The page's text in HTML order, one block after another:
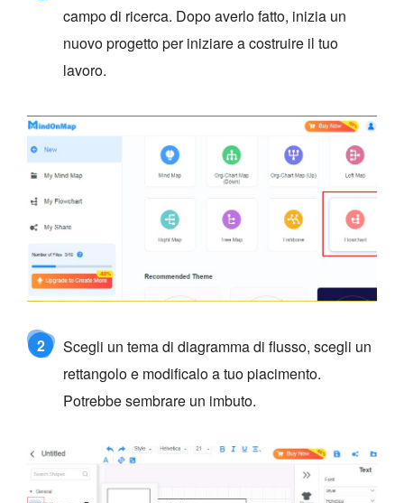
campo di ricerca. Dopo averlo fatto, inizia un
nuovo progetto per iniziare a costruire il tuo
lavoro.
2
Scegli un tema di diagramma di flusso, scegli un
rettangolo e modificalo a tuo piacimento.
Potrebbe sembrare un imbuto.